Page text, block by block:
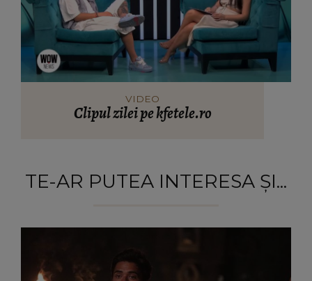
VIDEO
Clipul zilei pe kfetele.ro
TE-AR PUTEA INTERESA ȘI...